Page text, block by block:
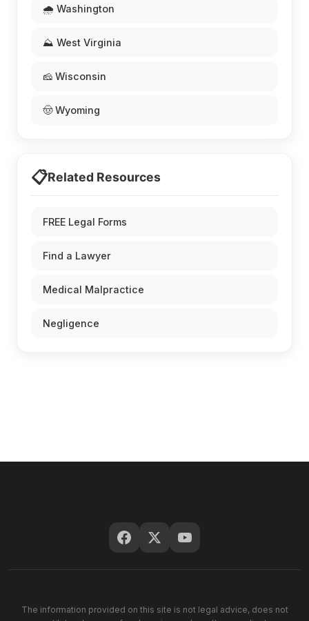
🌧️ Washington
⛰️ West Virginia
🧀 Wisconsin
🤠 Wyoming
📋Related Resources
FREE Legal Forms
Find a Lawyer
Medical Malpractice
Negligence
The information provided on this site is not legal advice, does not